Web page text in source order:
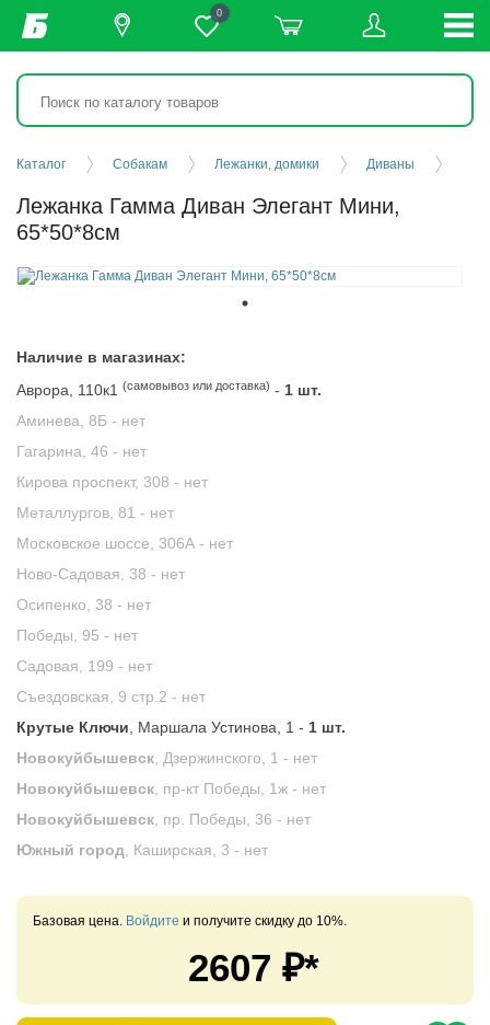
0
Каталог Собакам Лежанки, домики Диваны
Лежанка Гамма Диван Элегант Мини,
65*50*8см
Наличие в магазинах:
Аврора, 110к1 (самовывоз или доставка) - 1 шт.
Аминева, 8Б - нет
Гагарина, 46 - нет
Кирова проспект, 308 - нет
Металлургов, 81 - нет
Московское шоссе, 306А - нет
Ново-Садовая, 38 - нет
Осипенко, 38 - нет
Победы, 95 - нет
Садовая, 199 - нет
Съездовская, 9 стр.2 - нет
Крутые Ключи , Маршала Устинова, 1 - 1 шт.
Новокуйбышевск , Дзержинского, 1 - нет
Новокуйбышевск , пр-кт Победы, 1ж - нет
Новокуйбышевск , пр. Победы, 36 - нет
Южный город , Каширская, 3 - нет
Базовая цена. Войдите и получите скидку до 10%.
2607 ₽*